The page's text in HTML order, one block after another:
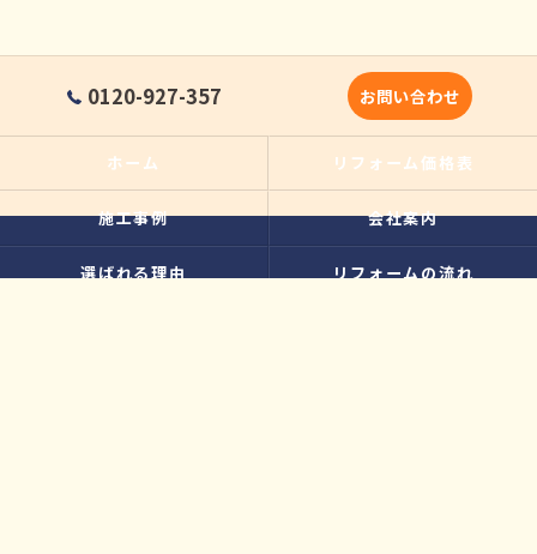
0120-927-357 お問い合わせ
ホーム リフォーム価格表
施工事例 会社案内
選ばれる理由 リフォームの流れ